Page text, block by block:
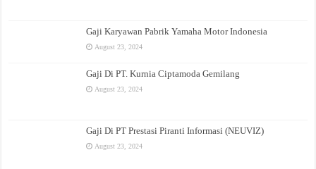
Gaji Karyawan Pabrik Yamaha Motor Indonesia
August 23, 2024
Gaji Di PT. Kurnia Ciptamoda Gemilang
August 23, 2024
Gaji Di PT Prestasi Piranti Informasi (NEUVIZ)
August 23, 2024